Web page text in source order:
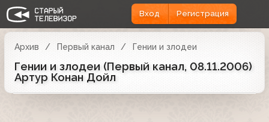
Вход Регистрация
Архив Первый канал Гении и злодеи
Гении и злодеи (Первый канал, 08.11.2006)
Артур Конан Дойл